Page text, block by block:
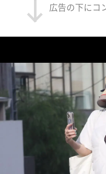
広告の下にコ